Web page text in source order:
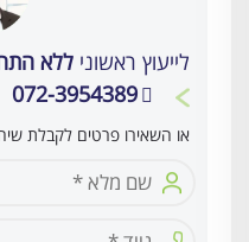
לייעוץ ראשוני ללא
072-3954389
או השאירו פרטים לקבלת